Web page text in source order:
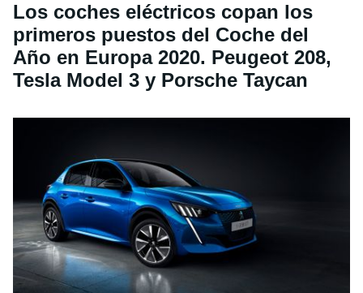
Los coches eléctricos copan los
primeros puestos del Coche del
Año en Europa 2020. Peugeot 208,
Tesla Model 3 y Porsche Taycan